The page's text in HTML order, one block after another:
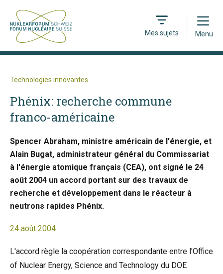
Mes sujets
Open
Menu
Technologies innovantes
Phénix: recherche commune
franco-américaine
Spencer Abraham, ministre américain de l'énergie, et
Alain Bugat, administrateur général du Commissariat
à l'énergie atomique français (CEA), ont signé le 24
août 2004 un accord portant sur des travaux de
recherche et développement dans le réacteur à
neutrons rapides Phénix.
24 août 2004
L'accord règle la coopération correspondante entre l'Office
of Nuclear Energy, Science and Technology du DOE